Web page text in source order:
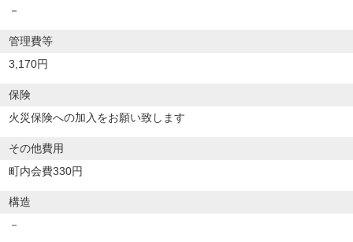
－
管理費等
3,170円
保険
火災保険への加入をお願い致します
その他費用
町内会費330円
構造
－